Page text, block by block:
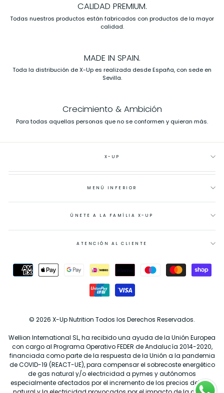
CALIDAD PREMIUM.
Todas nuestros productos están fabricados con productos de la mayor
calidad.
MADE IN SPAIN.
Toda la distribución de X-Up es realizada desde España, con sede en
Sevilla.
Crecimiento & Ambición
Para todas aquellas personas que no se conformen y quieran más.
X-UP
MENÚ INFERIOR
ÚNETE A LA FAMÍLIA X-UP
ATENCIÓN AL CLIENTE
© 2026 X-Up Nutrition Todos los Derechos Reservados.
Wellion International SL, ha recibido una ayuda de la Unión Europea
con cargo al Programa Operativo FEDER de Andalucía 2014-2020,
financiada como parte de la respuesta de la Unión a la pandemia
de COVID-19 (REACT-UE), para compensar el sobrecoste energético
de gas natural y/o electricidad a pymes y autónomos
especialmente afectados por el incremento de los precios del gas